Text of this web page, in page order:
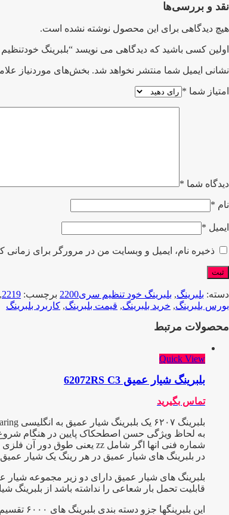
نقد و بررسی‌ها
هیچ دیدگاهی برای این محصول نوشته نشده است.
اولین کسی باشید که دیدگاهی می نویسد “بلبرینگ خودتنظیم 2219 با مارک جی بی آر”
نشانی ایمیل شما منتشر نخواهد شد. بخش‌های موردنیاز
امتیاز شما *
دیدگاه شما *
نام *
ایمیل *
ذخیره نام، ایمیل و وبسایت من در مرورگر برای زمانی
دسته: بلبرینگ, بلبرینگ خود تنظیم سری2200 برچسب: 2219
,
بورس بلبرینگ, خرید بلبرینگ, قیمت بلبرینگ, کاربرد بلبرینگ
محصولات مرتبط
Quick View
بلبرینگ شیار عمیق 62072RS C3
تماس بگیرید
به لحاظ ویژگی حسن اصطحکاک پایین در هنگام شروع
شماره فنی انها اگر شامل zz یعنی طوق دور آن فلزی و اگر ۲RS باشد طوق آن پلاستیکی یا آبند میباشد و C3 یعنی دارای لقی بیش از حد که هر کدام در صنعت کاربرد ویژه ایی دارند.
در بلبرینگ های شیار عمیق در هر رینگ یک شیار عمیق
بلبرینگ های شیار عمیق دارای دو زیر مجموعه
قابلیت تحمل بار شعاعی را نداشته باشد از بلبرینگ
این بلبرینگها جزو دسته بندی بلبرینگ های ۶۰۰۰ تقسیم بندی میشوند